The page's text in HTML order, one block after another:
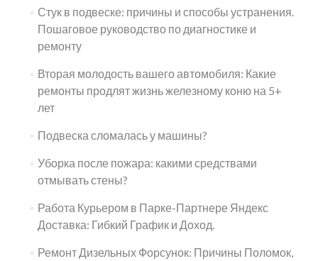
Стук в подвеске: причины и способы устранения.
Пошаговое руководство по диагностике и
ремонту
Вторая молодость вашего автомобиля: Какие
ремонты продлят жизнь железному коню на 5+
лет
Подвеска сломалась у машины?
Уборка после пожара: какими средствами
отмывать стены?
Работа Курьером в Парке-Партнере Яндекс
Доставка: Гибкий График и Доход.
Ремонт Дизельных Форсунок: Причины Поломок,